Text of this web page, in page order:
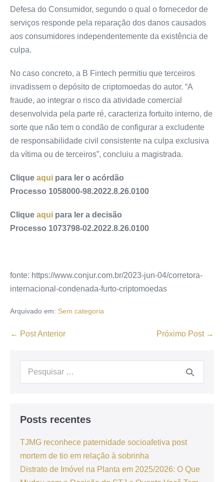
Defesa do Consumidor, segundo o qual o fornecedor de
serviços responde pela reparação dos danos causados
aos consumidores independentemente da existência de
culpa.
No caso concreto, a B Fintech permitiu que terceiros
invadissem o depósito de criptomoedas do autor. “A
fraude, ao integrar o risco da atividade comercial
desenvolvida pela parte ré, caracteriza fortuito interno, de
sorte que não tem o condão de configurar a excludente
de responsabilidade civil consistente na culpa exclusiva
da vítima ou de terceiros”, concluiu a magistrada.
Clique aqui para ler o acórdão
Processo 1058000-98.2022.8.26.0100
Clique aqui para ler a decisão
Processo 1073798-02.2022.8.26.0100
fonte: https://www.conjur.com.br/2023-jun-04/corretora-
internacional-condenada-furto-criptomoedas
Arquivado em: Sem categoria
← Post Anterior Próximo Post →
Posts recentes
TJMG reconhece paternidade socioafetiva post
mortem de tio em relação à sobrinha
Distrato de Imóvel na Planta em 2025/2026: O Que